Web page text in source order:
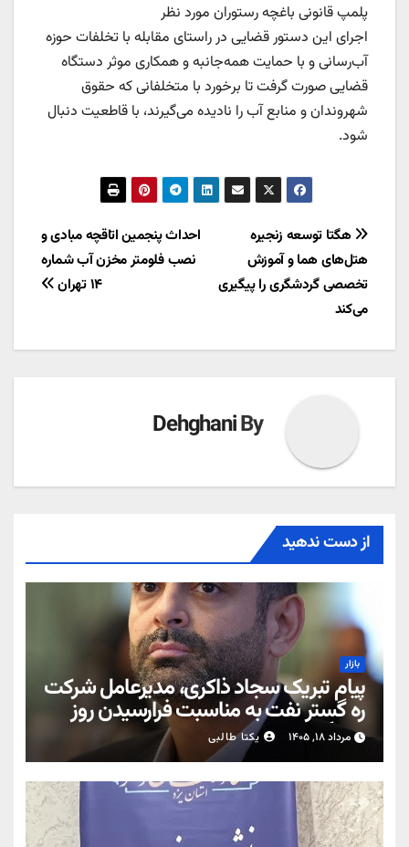
پلمپ قانونی باغچه رستوران مورد نظر
اجرای این دستور قضایی در راستای مقابله با تخلفات حوزه
آب‌رسانی و با حمایت همه‌جانبه و همکاری موثر دستگاه
قضایی صورت گرفت تا برخورد با متخلفانی که حقوق
شهروندان و منابع آب را نادیده می‌گیرند، با قاطعیت دنبال
شود.
راهبری
نوشته
احداث پنجمین اتاقچه مبادی و
نصب فلومتر مخزن آب شماره
۱۴ تهران
هگتا توسعه زنجیره
هتل‌های هما و آموزش
تخصصی گردشگری را پیگیری
می‌کند
By
Dehghani
از دست ندهید
بازار
پیام تبریک سجاد ذاکری، مدیرعامل شرکت
ره‌ گستر نفت به مناسبت فرارسیدن روز
خبرنگار
مرداد ۱۸, ۱۴۰۵ یکتا طالبی